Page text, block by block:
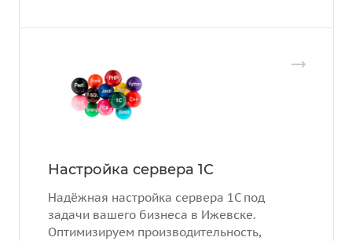
Настройка сервера 1С
Надёжная настройка сервера 1С под
задачи вашего бизнеса в Ижевске.
Оптимизируем производительность,